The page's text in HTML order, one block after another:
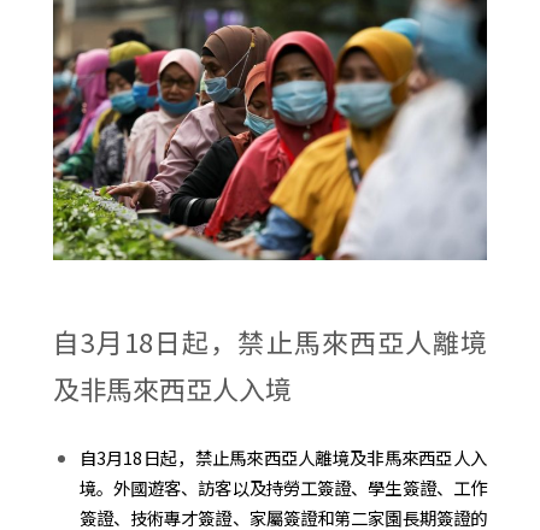
自3月18日起，禁止馬來西亞人離境
及非馬來西亞人入境
自3月18日起，禁止馬來西亞人離境及非馬來西亞人入
境。外國遊客、訪客以及持勞工簽證、學生簽證、工作
簽證、技術專才簽證、家屬簽證和第二家園長期簽證的